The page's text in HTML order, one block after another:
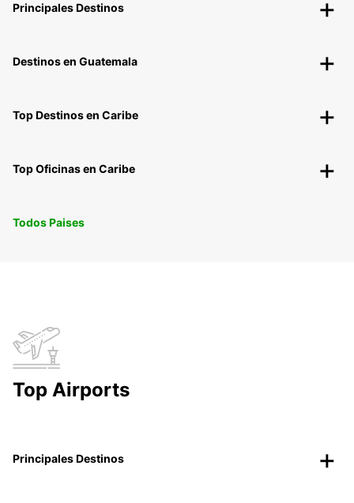
Principales Destinos
Destinos en Guatemala
Top Destinos en Caribe
Top Oficinas en Caribe
Todos Paises
Top Airports
Principales Destinos